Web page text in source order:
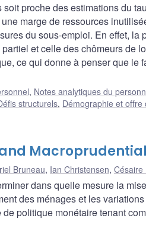
proche des estimations du
marge de ressources
du sous-emploi. En effet, la
et celle des chômeurs de
ce qui donne à penser que le
, Notes analytiques du
structurels, Démographie et offre
Bruneau, Ian Christensen, Césaire
dans quelle mesure la
des ménages et les
politique monétaire tenant